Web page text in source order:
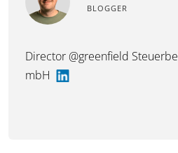
BLOGGER
Director @greenfield
mbH